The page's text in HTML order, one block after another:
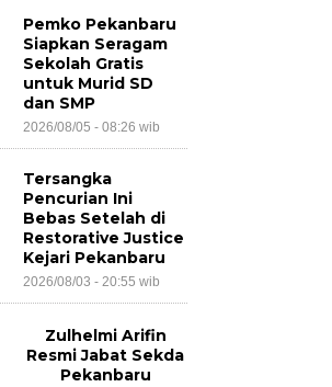
Pemko Pekanbaru
Siapkan Seragam
Sekolah Gratis
untuk Murid SD
dan SMP
2026/08/05 - 08:26 wib
Tersangka
Pencurian Ini
Bebas Setelah di
Restorative Justice
Kejari Pekanbaru
2026/08/03 - 20:55 wib
Zulhelmi Arifin
Resmi Jabat Sekda
Pekanbaru